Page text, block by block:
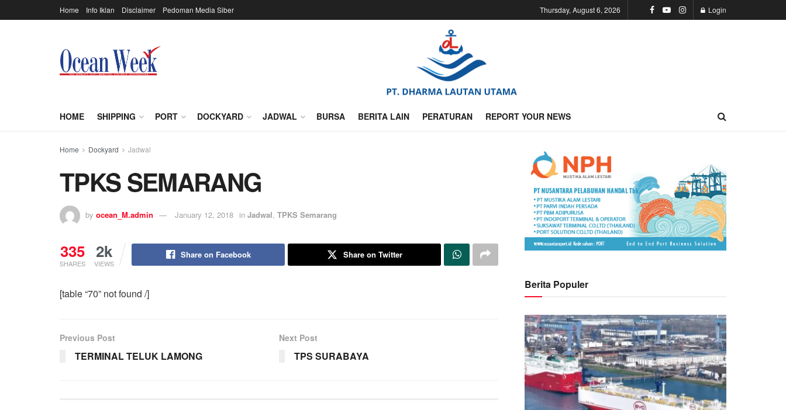
Home Info Iklan Disclaimer Pedoman Media Siber Thursday, August 6, 2026 Login
HOME SHIPPING PORT DOCKYARD JADWAL BURSA BERITA LAIN PERATURAN REPORT YOUR NEWS
Home Dockyard Jadwal
TPKS SEMARANG
by ocean_M.admin January 12, 2018 in Jadwal, TPKS Semarang
335
SHARES
2k
VIEWS
Share on Facebook Share on Twitter
[table “70” not found /]
Previous Post
TERMINAL TELUK LAMONG
Next Post
TPS SURABAYA
Berita Populer